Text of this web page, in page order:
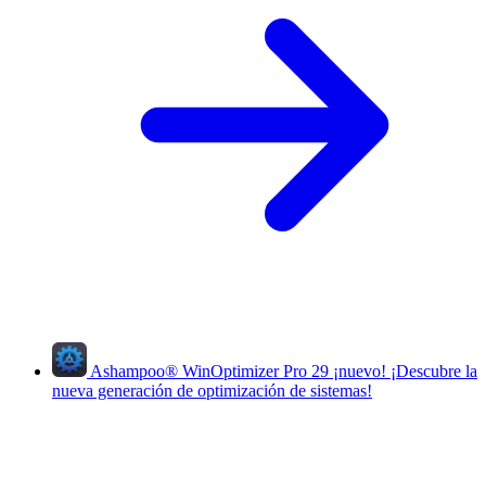
Ashampoo® WinOptimizer Pro 29 ¡nuevo! ¡Descubre la
nueva generación de optimización de sistemas!